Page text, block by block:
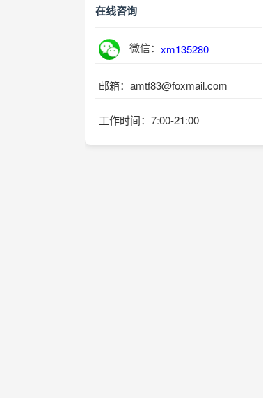
在线咨询
微信： xm135280
邮箱：amtf83@foxmail.com
工作时间：7:00-21:00